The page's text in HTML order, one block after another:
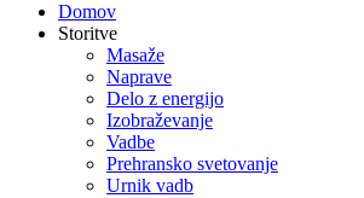
Domov
Storitve
Masaže
Naprave
Delo z energijo
Izobraževanje
Vadbe
Prehransko svetovanje
Urnik vadb